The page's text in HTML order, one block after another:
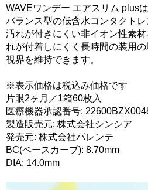
WAVEワンデー エアスリム plus
バランス型の低含水コンタクトレ
汚れが付きにくい非イオン性素
れが付着しにくく長時間の装用
視界を維持できます。
※表示価格は税込み価格です
片眼2ヶ月／1箱60枚入
医療機器承認番号:
製造販売元: 株式会社シンシア
発売元: 株式会社パレンテ
BC(ベースカーブ): 8.70mm
DIA: 14.0mm